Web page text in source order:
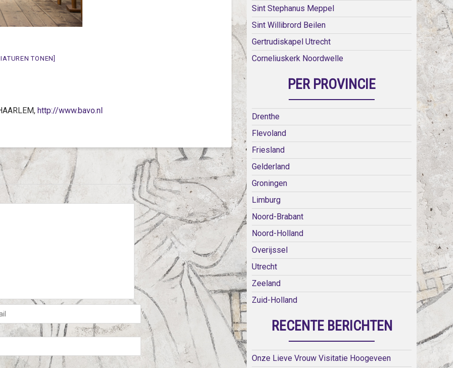
TONEN]
http://www.bavo.nl
Sint Stephanus Meppel
Sint Willibrord Beilen
Gertrudiskapel Utrecht
Corneliuskerk Noordwelle
PER PROVINCIE
Drenthe
Flevoland
Friesland
Gelderland
Groningen
Limburg
Noord-Brabant
Noord-Holland
Overijssel
Utrecht
Zeeland
Zuid-Holland
RECENTE BERICHTEN
Onze Lieve Vrouw Visitatie Hoogeveen